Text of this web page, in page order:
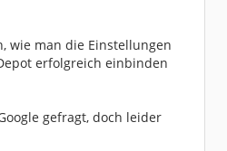
wie man die Einstellungen
erfolgreich einbinden
gefragt, doch leider